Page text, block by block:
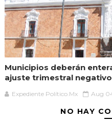
Municipios deberán
ajuste trimestral
Expediente Político.Mx Aug
NO HAY